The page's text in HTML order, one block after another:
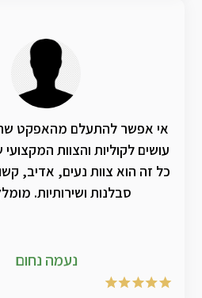
אי אפשר להתעלם מהאפקט
עושים לקוליות והצוות
כל זה הוא צוות נעים, אדיב,
סבלנות ושירותיות.
נעמה נחום